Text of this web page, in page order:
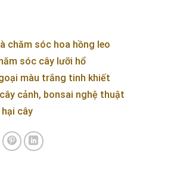
chăm sóc hoa hồng leo
sóc cây lưỡi hổ
màu trắng tinh khiết
cảnh, bonsai nghệ thuật
cây